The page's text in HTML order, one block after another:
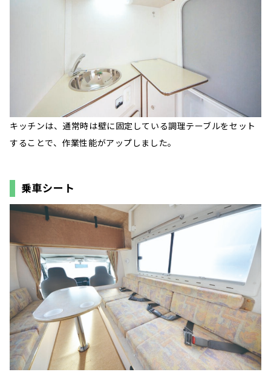
キッチンは、通常時は壁に固定している調理テーブルをセット
することで、作業性能がアップしました。
乗車シート